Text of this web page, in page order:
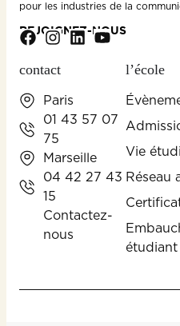
pour les industries de la
REJOIGNEZ-NOUS
contact
Paris
01 43 57 07
75
Marseille
04 42 27 43
15
Contactez-
nous
l’école
Vie
Réseau
étudiant